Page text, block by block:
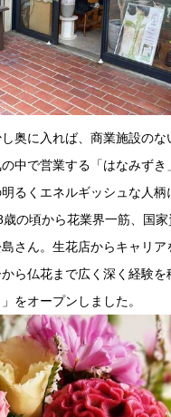
奥に入れば、商業施設の
中で営業する「はなみず
るくエネルギッシュな人
の頃から花業界一筋、国
さん。生花店からキャリ
ら仏花まで広く深く経験を
」をオープンしました。